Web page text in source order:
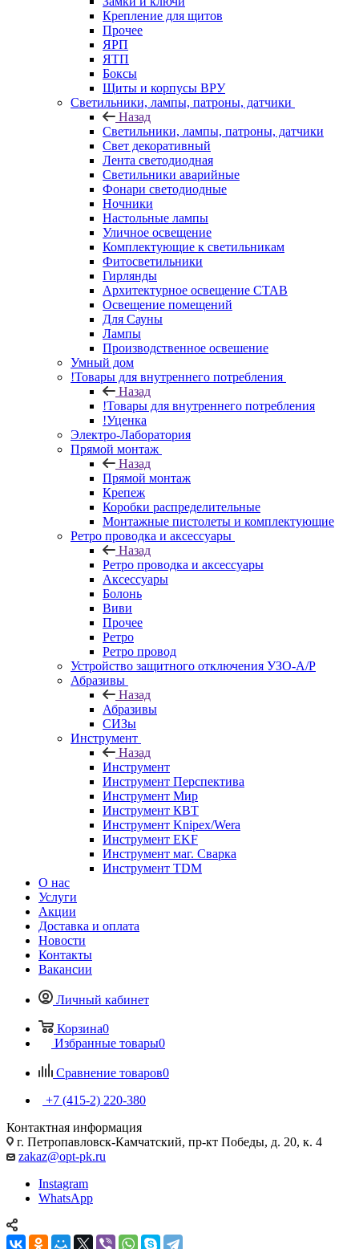
Крепление для щитов
Прочее
ЯРП
ЯТП
Боксы
Щиты и корпусы ВРУ
Светильники, лампы, патроны, датчики
Назад
Светильники, лампы, патроны, датчики
Свет декоративный
Лента светодиодная
Светильники аварийные
Фонари светодиодные
Ночники
Настольные лампы
Уличное освещение
Комплектующие к светильникам
Фитосветильники
Гирлянды
Архитектурное освещение СТАВ
Освещение помещений
Для Сауны
Лампы
Производственное освешение
Умный дом
!Товары для внутреннего потребления
Назад
!Товары для внутреннего потребления
!Уценка
Электро-Лаборатория
Прямой монтаж
Назад
Прямой монтаж
Крепеж
Коробки распределительные
Монтажные пистолеты и комплектующие
Ретро проводка и аксессуары
Назад
Ретро проводка и аксессуары
Аксессуары
Болонь
Виви
Прочее
Ретро
Ретро провод
Устройство защитного отключения УЗО-А/Р
Абразивы
Назад
Абразивы
СИЗы
Инструмент
Назад
Инструмент
Инструмент Перспектива
Инструмент Мир
Инструмент КВТ
Инструмент Knipex/Wera
Инструмент EKF
Инструмент маг. Сварка
Инструмент TDM
О нас
Услуги
Акции
Доставка и оплата
Новости
Контакты
Вакансии
Личный кабинет
Корзина0
Избранные товары0
Сравнение товаров0
+7 (415-2) 220-380
Контактная информация
г. Петропавловск-Камчатский, пр-кт Победы, д. 20, к. 4
zakaz@opt-pk.ru
Instagram
WhatsApp